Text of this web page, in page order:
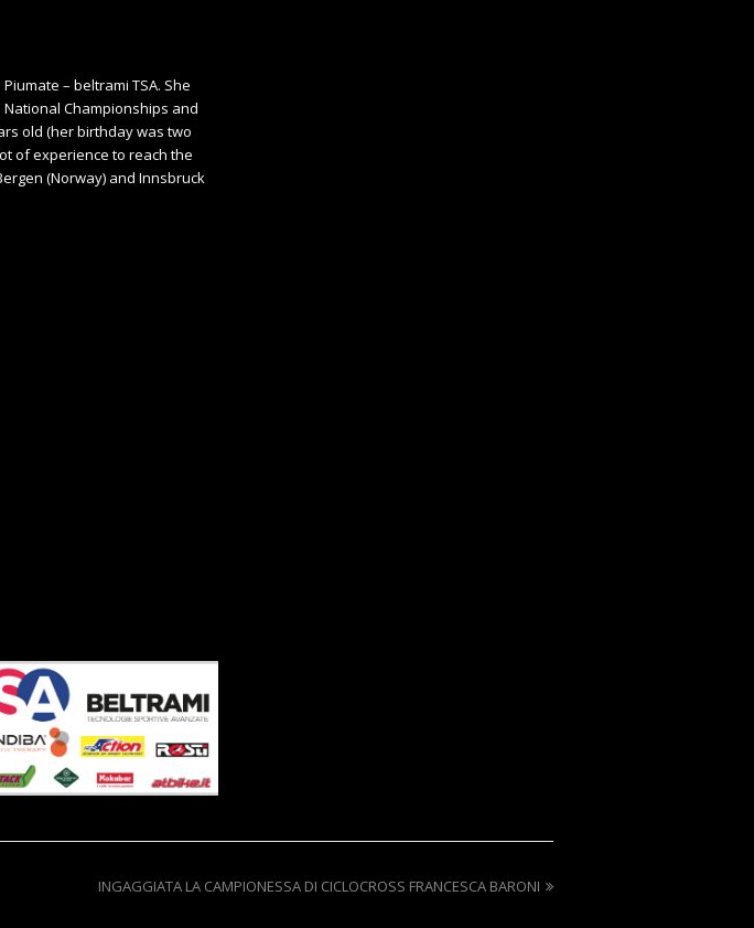
– beltrami TSA. She
Championships and
old (her birthday was two
of experience to reach the
(Norway) and Innsbruck
next
INGAGGIATA LA CAMPIONESSA DI CICLOCROSS FRANCESCA BARONI